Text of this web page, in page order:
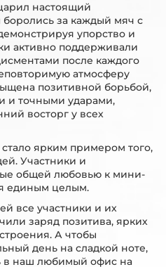
настоящий
за каждый мяч с
упорство и
активно поддерживали
после каждого
атмосферу
позитивной борьбой,
и точными ударами,
восторг у всех
стало ярким примером того,
Участники и
общей любовью к мини-
единым целым.
все участники и их
заряд позитива, ярких
А чтобы
день на сладкой ноте,
в наш любимый офис на